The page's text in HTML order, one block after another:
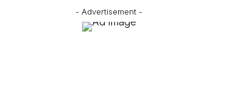
- Advertisement -